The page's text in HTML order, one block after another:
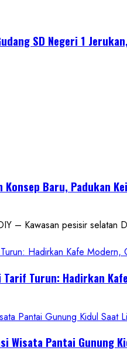
SD Negeri 1
Konsep Baru, Padukan
– Kawasan pesisir selatan
Hadirkan Kafe
Tarif Turun: Hadirkan
Pantai Gunung Kidul Saat
Wisata Pantai Gunung